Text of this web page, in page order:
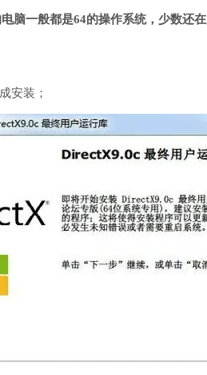
脑一般都是64的操作系统，少数还在
安装；